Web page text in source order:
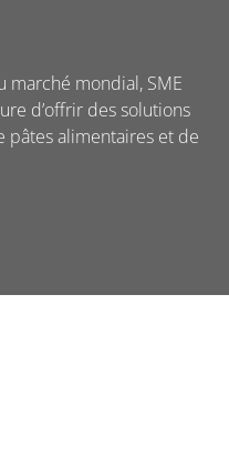
marché mondial, SME
d’offrir des solutions
alimentaires et de